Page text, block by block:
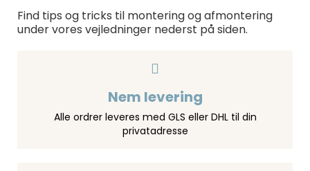
Find tips og tricks til montering og afmontering
under vores vejledninger nederst på siden.
Nem levering
Alle ordrer leveres med GLS eller DHL til din
privatadresse